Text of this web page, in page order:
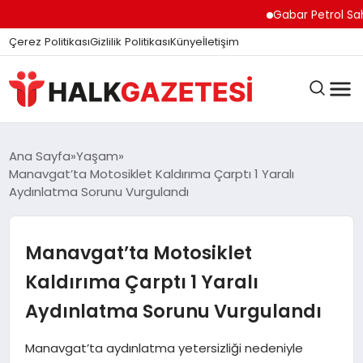
Gabar Petrol
Çerez PolitikasıGizlilik PolitikasıKünyeİletişim
DÜNYA
EĞITIM
EKONOMI
Ana Sayfa Yaşam
Manavgat’ta Motosiklet Kaldırıma Çarptı 1 Yaralı
Aydınlatma Sorunu Vurgulandı
Manavgat’ta Motosiklet
Kaldırıma Çarptı 1 Yaralı
Aydınlatma Sorunu Vurgulandı
Manavgat’ta aydınlatma yetersizliği nedeniyle